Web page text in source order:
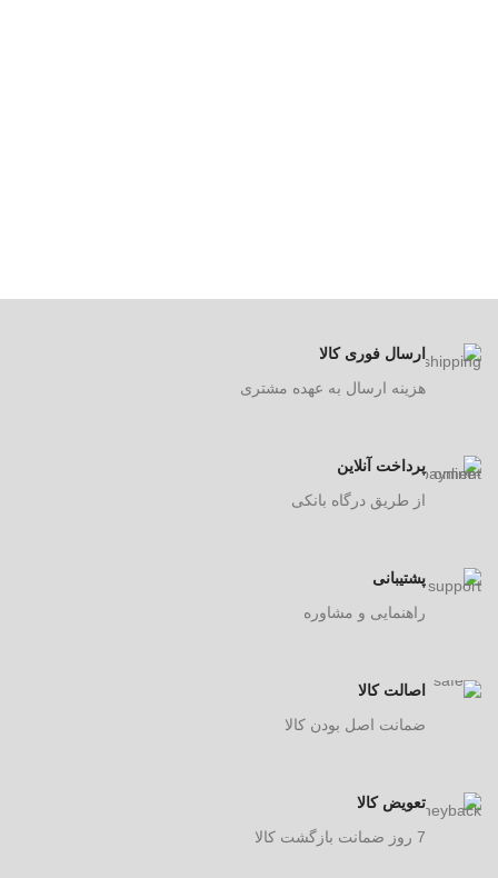
ارسال فوری کالا
هزینه ارسال به عهده مشتری
پرداخت آنلاین
از طریق درگاه بانکی
پشتیبانی
راهنمایی و مشاوره
اصالت کالا
ضمانت اصل بودن کالا
تعویض کالا
7 روز ضمانت بازگشت کالا